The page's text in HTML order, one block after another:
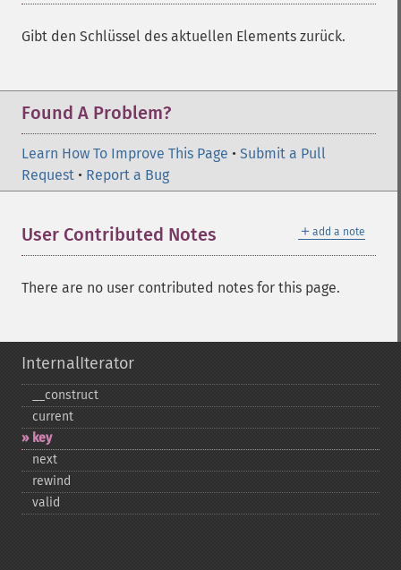
Gibt den Schlüssel des aktuellen Elements zurück.
Found A Problem?
Learn How To Improve This Page • Submit a Pull
Request • Report a Bug
＋ add a note
User Contributed Notes
There are no user contributed notes for this page.
InternalIterator
_​_​construct
current
key
next
rewind
valid